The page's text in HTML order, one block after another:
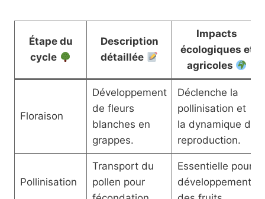
Étape du
cycle
Description
détaillée
Impacts
écologiques et
agricoles
Floraison
Développement
de fleurs
blanches en
grappes.
Déclenche la
pollinisation et
la dynamique de
reproduction.
Pollinisation
Transport du
pollen pour
Essentielle pour
développement